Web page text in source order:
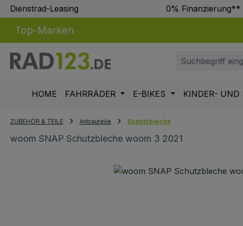
Hauptinhalt springen
Zur Suche springen
Zur Hauptnavigation springen
Dienstrad-Leasing 0% Finanzierung**
Top-Marken
HOME FAHRRÄDER E-BIKES KINDER- UND
ZUBEHÖR & TEILE Anbauteile Schutzbleche
woom SNAP Schutzbleche woom 3 2021